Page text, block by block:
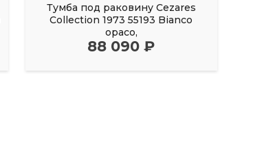
Тумба под раковину Cezares
Collection 1973 55193 Bianco
opaco,
88 090 ₽